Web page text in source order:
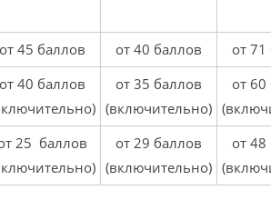
от 45 баллов от 40 баллов
от
от 40 баллов
от 35 баллов
(включительно)
от
25 баллов
от 29 баллов
(включительно)
от